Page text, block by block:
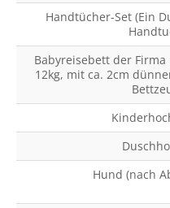
Handtücher-Set (Ein
Babyreisebett der Firma
12kg, mit ca. 2cm
Hund (nach